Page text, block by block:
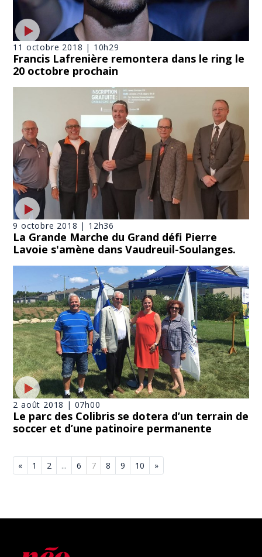
11 octobre 2018 | 10h29
Francis Lafrenière remontera dans le ring le
20 octobre prochain
9 octobre 2018 | 12h36
La Grande Marche du Grand défi Pierre
Lavoie s'amène dans Vaudreuil-Soulanges.
2 août 2018 | 07h00
Le parc des Colibris se dotera d’un terrain de
soccer et d’une patinoire permanente
« 1 2 ... 6 7 8 9 10 »